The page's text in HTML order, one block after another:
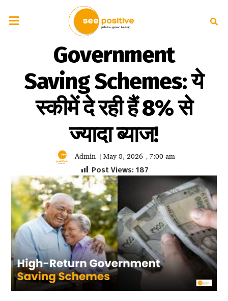
Government
Saving Schemes: ये
स्कीमें दे रही हैं 8% से
ज्यादा ब्याज!
Admin | May 8, 2026 , 7:00 am
Post Views: 187